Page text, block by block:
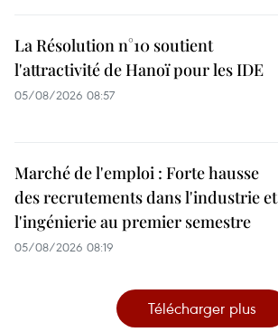
La Résolution n°10 soutient
l'attractivité de Hanoï pour les IDE
05/08/2026 08:57
Marché de l'emploi : Forte hausse
des recrutements dans l'industrie et
l'ingénierie au premier semestre
05/08/2026 08:19
Télécharger plus